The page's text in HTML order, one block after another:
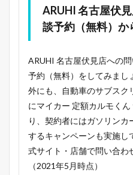
ARUHI 名古屋伏
談予約（無料）か
ARUHI 名古屋伏見店への
予約（無料）をしてみまし
外にも、自動車のサブスク
にマイカー 定額カルモく
り、契約者にはガソリンカ
するキャンペーンも実施し
式サイト・店舗で問い合わ
（2021年5月時点）